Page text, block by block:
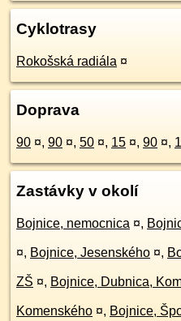
Cyklotrasy
Rokošská radiála ¤
Doprava
90 ¤, 90 ¤, 50 ¤, 15 ¤, 90 ¤,
Zastávky v okolí
Bojnice, nemocnica ¤,
¤, Bojnice, Jesenského ¤,
ZŠ ¤, Bojnice, Dubnica,
Komenského ¤, Bojnice,